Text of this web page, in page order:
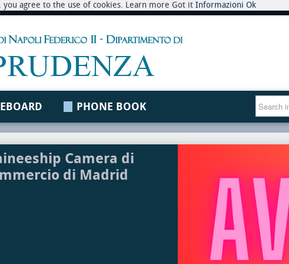
agree to the use of cookies. Learn more Got it Informazioni Ok
PHONE BOOK
Camera di
di Madrid